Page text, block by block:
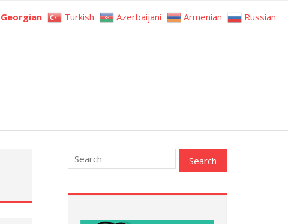
Georgian Turkish Azerbaijani Armenian Russian